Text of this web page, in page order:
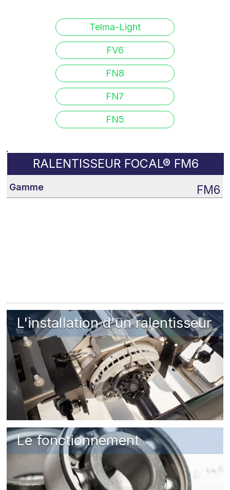
Telma-Light
FV6
FN8
FN7
FN5
RALENTISSEUR FOCAL® FM6
FM6
L'installation d'un ralentisseur
Le fonctionnement